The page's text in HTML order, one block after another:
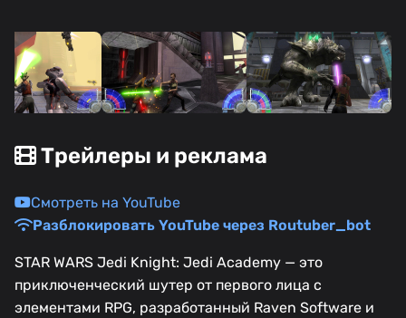
Трейлеры и реклама
Смотреть на YouTube
Разблокировать YouTube через Routuber_bot
STAR WARS Jedi Knight: Jedi Academy — это
приключенческий шутер от первого лица с
элементами RPG, разработанный Raven Software и